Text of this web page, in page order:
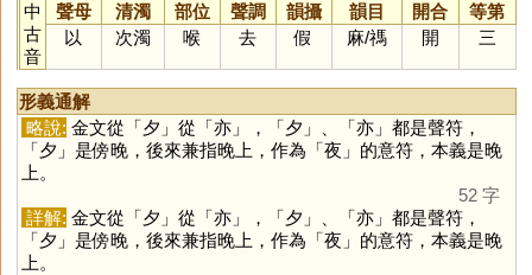
中
古
音
聲母 清濁 部位 聲調 韻攝 韻目 開合
等第
以
次濁 喉 去 假 麻/禡 開 三
形義通解
略說: 金文從「夕 」從「亦」，「夕 」、「亦」都是聲符，
「夕 」是傍晚，後來兼指晚上，作為「夜 」的意符，本義是晚
上。
52 字
詳解: 金文從「夕 」從「亦」，「夕 」、「亦」都是聲符，
「夕 」是傍晚，後來兼指晚上，作為「夜 」的意符，本義是晚
上。